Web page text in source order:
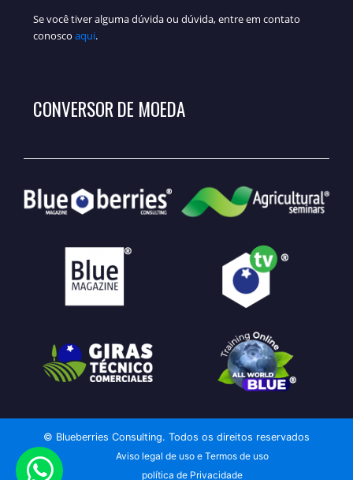
Se você tiver alguma dúvida ou dúvida, entre em contato
conosco aqui.
CONVERSOR DE MOEDA
© Blueberries Consulting. Todos os direitos reservados
Aviso legal de uso e Termos de uso
política de Privacidade